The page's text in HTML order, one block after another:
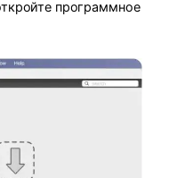
программное